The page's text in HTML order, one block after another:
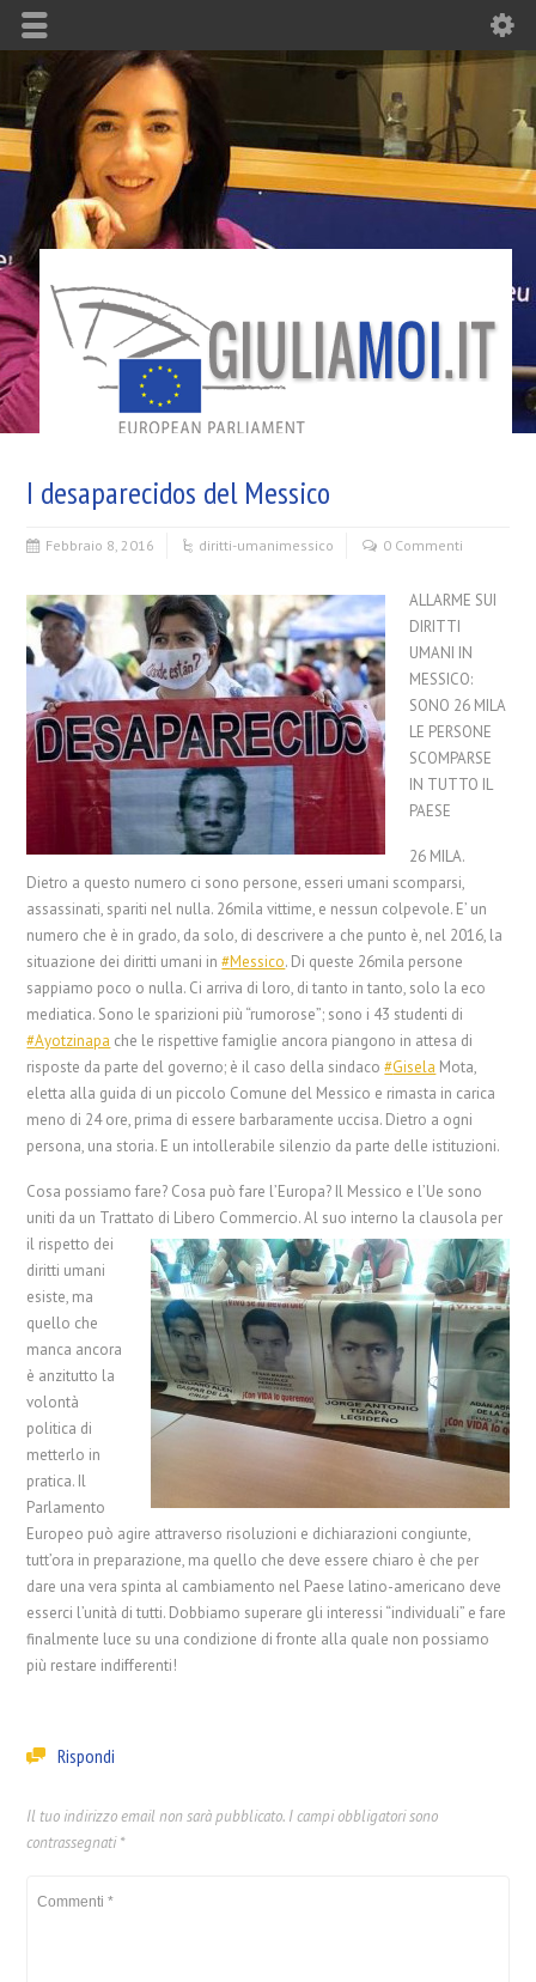
I desaparecidos del Messico
Febbraio 8, 2016 diritti-umanimessico 0 Commenti
ALLARME SUI
DIRITTI
UMANI IN
MESSICO:
SONO 26 MILA
LE PERSONE
SCOMPARSE
IN TUTTO IL
PAESE
26 MILA.
Dietro a questo numero ci sono persone, esseri umani scomparsi,
assassinati, spariti nel nulla. 26mila vittime, e nessun colpevole. E’ un
numero che è in grado, da solo, di descrivere a che punto è, nel 2016, la
situazione dei diritti umani in‪#‎Messico‬. Di queste 26mila persone
sappiamo poco o nulla. Ci arriva di loro, di tanto in tanto, solo la eco
mediatica. Sono le sparizioni più “rumorose”; sono i 43 studenti di
‪#‎Ayotzinapa‬ che le rispettive famiglie ancora piangono in attesa di
risposte da parte del governo; è il caso della sindaco‪#‎Gisela‬ Mota,
eletta alla guida di un piccolo Comune del Messico e rimasta in carica
meno di 24 ore, prima di essere barbaramente uccisa. Dietro a ogni
persona, una storia. E un intollerabile silenzio da parte delle istituzioni.
Cosa possiamo fare? Cosa può fare l’Europa? Il Messico e l’Ue sono
uniti da un Trattato di Libero Commercio.Al suo interno la clausola per
il rispetto dei
diritti umani
esiste, ma
quello che
manca ancora
è anzitutto la
volontà
politica di
metterlo in
pratica. Il
Parlamento
Europeo può agire attraverso risoluzioni e dichiarazioni congiunte,
tutt’ora in preparazione, ma quello che deve essere chiaro è che per
dare una vera spinta al cambiamento nel Paese latino-americano deve
esserci l’unità di tutti. Dobbiamo superare gli interessi “individuali” e fare
finalmente luce su una condizione di fronte alla quale non possiamo
più restare indifferenti!
Rispondi
Il tuo indirizzo email non sarà pubblicato. I campi obbligatori sono
contrassegnati*